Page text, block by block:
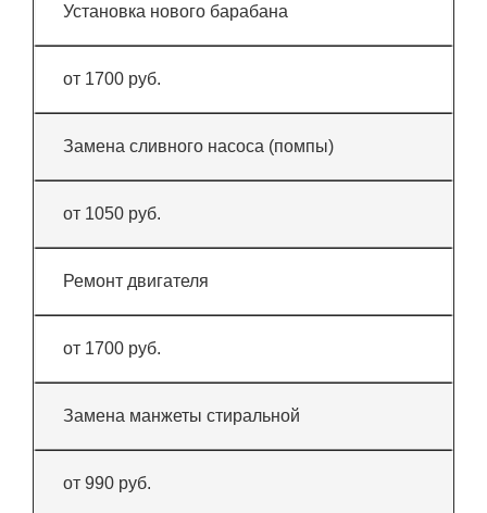
Установка нового барабана
от 1700 руб.
Замена сливного насоса (помпы)
от 1050 руб.
Ремонт двигателя
от 1700 руб.
Замена манжеты стиральной
от 990 руб.